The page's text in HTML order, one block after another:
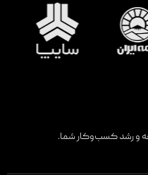
و رشد کسب‌وکار شما.